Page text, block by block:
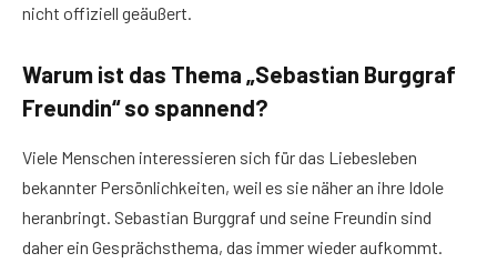
nicht offiziell geäußert.
Warum ist das Thema „Sebastian Burggraf
Freundin“ so spannend?
Viele Menschen interessieren sich für das Liebesleben
bekannter Persönlichkeiten, weil es sie näher an ihre Idole
heranbringt. Sebastian Burggraf und seine Freundin sind
daher ein Gesprächsthema, das immer wieder aufkommt.